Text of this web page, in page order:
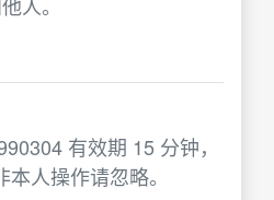
有效期 15 分钟，
人操作请忽略。